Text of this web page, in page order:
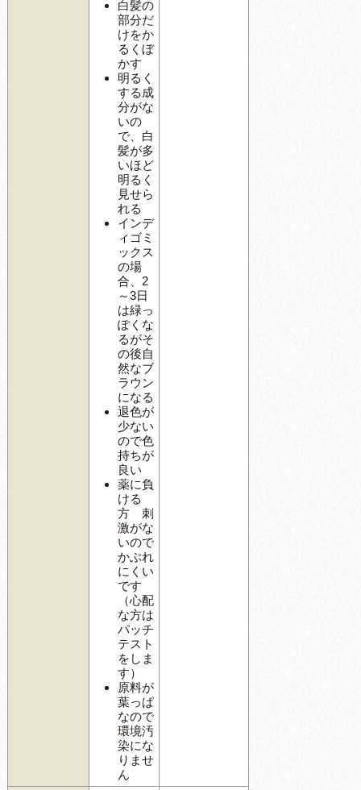
白髪の
部分だ
けをか
るくぼ
かす
明るく
する成
分がな
いの
で、白
髪が多
いほど
明るく
見せら
れる
インデ
ィゴミ
ックス
の場
合、2
～3日
は緑っ
ぽくな
るがそ
の後自
然なブ
ラウン
になる
退色が
少ない
ので色
持ちが
良い
薬に負
ける
方 刺
激がな
いので
かぶれ
にくい
です
（心配
な方は
パッチ
テスト
をしま
す）
原料が
葉っぱ
なので
環境汚
染にな
りませ
ん